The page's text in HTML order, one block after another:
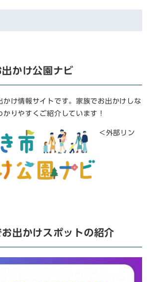
かけ公園ナビ
かけ情報サイトです。家族でお出かけしな
りやすくご紹介しています！
＜外部リン
出かけスポットの紹介